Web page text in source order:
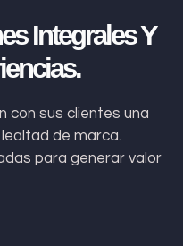
Integrales Y
con sus clientes una
de marca.
para generar valor